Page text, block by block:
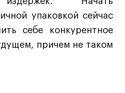
упаковкой сейчас
себе конкурентное
причем не таком